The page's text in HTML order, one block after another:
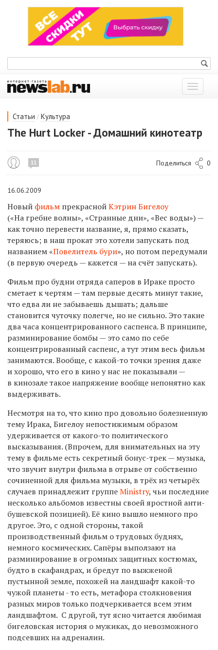
Показать
меню
Статьи / Культура
The Hurt Locker - Домашний кинотеатр
11 Поделиться 0
16.06.2009
Новый фильм прекраснойКэтрин Бигелоу
(«На гребне волны», «Странные дни», «Вес воды») —
как точно перевести название, я, прямо сказать,
теряюсь; в наш прокат это хотели запускать под
названием «Повелитель бури», но потом передумали
(в первую очередь — кажется — на счёт запускать).
Фильм про будни отряда саперов в Ираке просто
сметает к чертям — там первые десять минут такие,
что едва ли не забываешь дышать; дальше
становится чуточку полегче, но не сильно. Это такие
два часа концентрированного саспенса. В принципе,
разминирование бомбы — это само по себе
концентрированный саспенс, а тут этим весь фильм
занимаются. Вообще, с какой-то точки зрения даже
и хорошо, что его в кино у нас не показывали —
в кинозале такое напряжение вообще непонятно как
выдерживать.
Несмотря на то, что кино про довольно болезненную
тему Ирака, Бигелоу непостижимым образом
удерживается от какого-то политического
высказывания. (Впрочем, для внимательных на эту
тему в фильме есть секретный бонус-трек — музыка,
что звучит внутри фильма в отрыве от собственно
сочиненной для фильма музыки, в трёх из четырёх
случаев принадлежит группеMinistry, чьи последние
несколько альбомов известны своей яростной анти-
бушевской позицией). Её кино вышло немного про
другое. Это, с одной стороны, такой
производственный фильм о трудовых буднях,
немного космических. Сапёры выползают на
разминирование в огромных защитных костюмах,
будто в скафандрах, и бредут по выжженой
пустынной земле, похожей на ландшафт какой-то
чужой планеты - то есть, метафора столкновения
разных миров только подчеркивается всем этим
ландшафтом. С другой, тут ясно читается любимая
бигеловская история о мужиках, до невозможного
подсевших на адреналин.